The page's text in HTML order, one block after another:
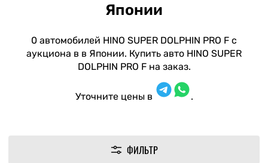
Японии
0 автомобилей HINO SUPER DOLPHIN PRO F с
аукциона в в Японии. Купить авто HINO SUPER
DOLPHIN PRO F на заказ.
Уточните цены в .
ФИЛЬТР